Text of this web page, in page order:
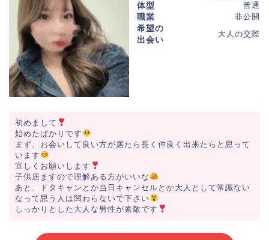
体型 普通
職業 非公開
希望の
出会い
大人の交際
初めまして
始めたばかりです
まず、お会いして良い方が居たら長く仲良く出来たらと思って
います
宜しくお願いします
子供居ますので理解ある方がいいな
あと、ドタキャンとか当日キャンセルとか大人として常識ない
なって思う人は関わらないで下さい
しっかりとした大人な男性が素敵です